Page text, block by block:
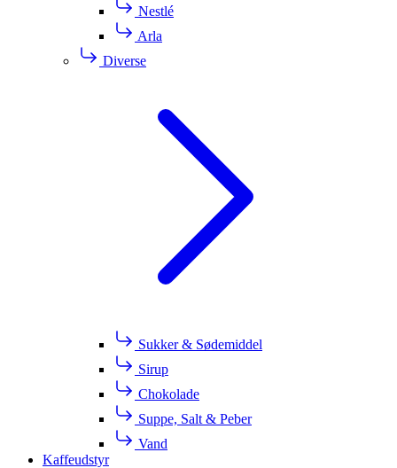
Nestlé
Arla
Diverse
Sukker & Sødemiddel
Sirup
Chokolade
Suppe, Salt & Peber
Vand
Kaffeudstyr